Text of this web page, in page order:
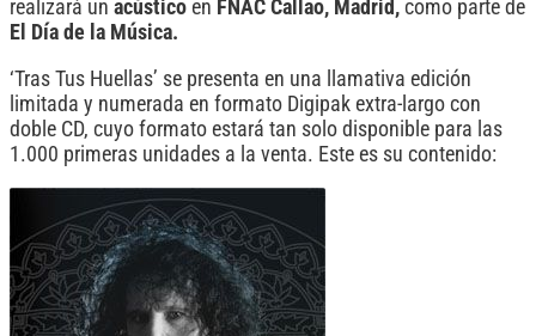
realizará un acústico en FNAC Callao, Madrid, como parte de
El Día de la Música.
‘Tras Tus Huellas’ se presenta en una llamativa edición
limitada y numerada en formato Digipak extra-largo con
doble CD, cuyo formato estará tan solo disponible para las
1.000 primeras unidades a la venta. Este es su contenido: